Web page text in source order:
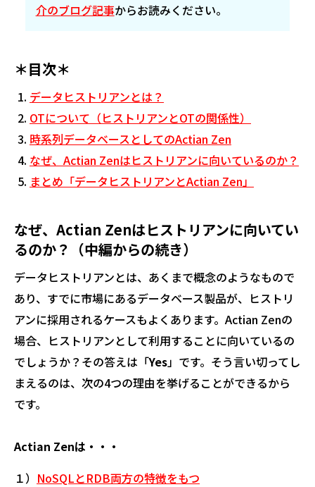
介のブログ記事からお読みください。
＊目次＊
データヒストリアンとは？
OTについて（ヒストリアンとOTの関係性）
時系列データベースとしてのActian Zen
なぜ、Actian Zenはヒストリアンに向いているのか？
まとめ「データヒストリアンとActian Zen」
なぜ、Actian Zenはヒストリアンに向いてい
るのか？（中編からの続き）
データヒストリアンとは、あくまで概念のようなもので
あり、すでに市場にあるデータベース製品が、ヒストリ
アンに採用されるケースもよくあります。Actian Zenの
場合、ヒストリアンとして利用することに向いているの
でしょうか？その答えは「Yes」です。そう言い切ってし
まえるのは、次の4つの理由を挙げることができるから
です。
Actian Zenは・・・
１） NoSQLとRDB両方の特徴をもつ